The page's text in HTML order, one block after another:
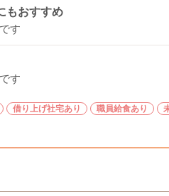
もおすすめ
す
す
借り上げ社宅あり 職員給食あり